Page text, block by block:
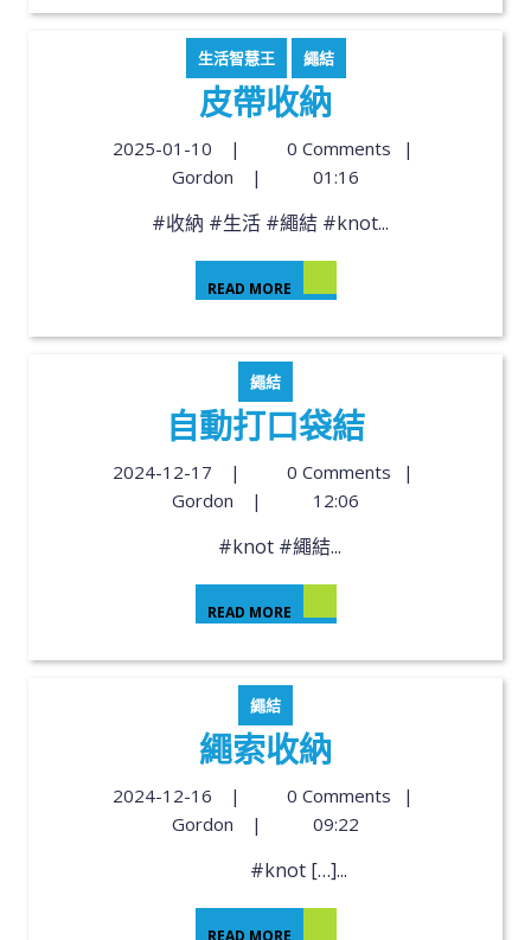
生活智慧王 繩結
皮帶收納
2025-01-10 | 0 Comments
|
Gordon
| 01:16
#收納 #生活 #繩結 #knot...
READ MORE
繩結
自動打口袋結
2024-12-17 | 0 Comments
|
Gordon
| 12:06
#knot #繩結...
READ MORE
繩結
繩索收納
2024-12-16 | 0 Comments
|
Gordon
| 09:22
#knot […]...
READ MORE